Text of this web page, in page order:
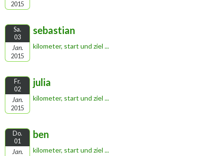
2015
Sa.
03
Jan.
2015
sebastian
kilometer, start und ziel ...
Fr.
02
Jan.
2015
julia
kilometer, start und ziel ...
Do.
01
Jan.
ben
kilometer, start und ziel ...